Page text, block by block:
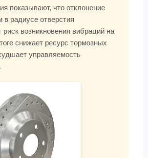
показывают, что отклонение
в радиусе отверстия
риск возникновения вибраций на
снижает ресурс тормозных
управляемость